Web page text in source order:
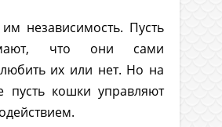
независимость. Пусть
что они сами
их или нет. Но на
пусть кошки управляют